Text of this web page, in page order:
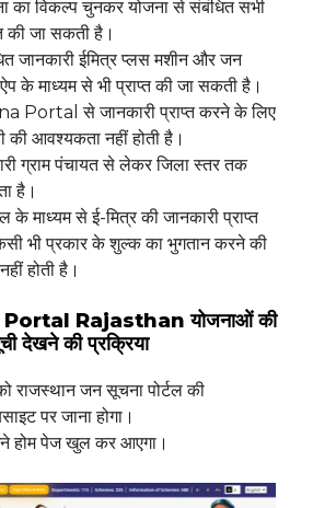
का विकल्प चुनकर योजना से संबंधित सभी
की जा सकती है।
जानकारी ईमित्र प्लस मशीन और जन
के माध्यम से भी प्राप्त की जा सकती है।
Portal से जानकारी प्राप्त करने के लिए
आवश्यकता नहीं होती है।
ग्राम पंचायत से लेकर जिला स्तर तक
है।
के माध्यम से ई-मित्र की जानकारी प्राप्त
भी प्रकार के शुल्क का भुगतान करने की
होती है।
Rajasthan योजनाओं की
देखने की प्रक्रिया
राजस्थान जन सूचना पोर्टल की
पर जाना होगा।
होम पेज खुल कर आएगा।